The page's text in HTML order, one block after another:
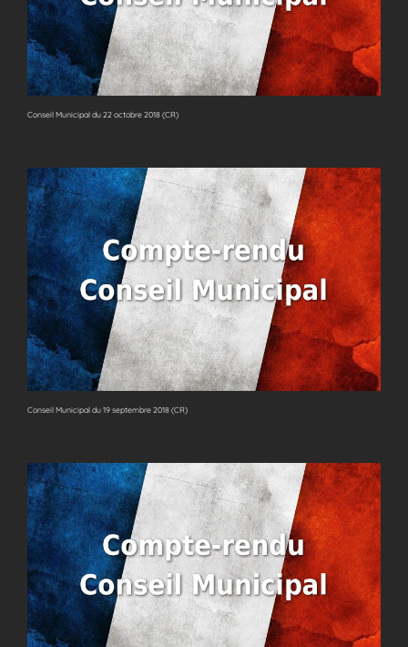
Conseil Municipal du 22 octobre 2018 (CR)
Conseil Municipal du 19 septembre 2018 (CR)